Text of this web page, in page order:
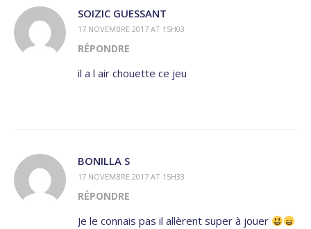
SOIZIC GUESSANT
17 NOVEMBRE 2017 AT 15H03
RÉPONDRE
il a l air chouette ce jeu
BONILLA S
17 NOVEMBRE 2017 AT 15H33
RÉPONDRE
Je le connais pas il allèrent super à jouer